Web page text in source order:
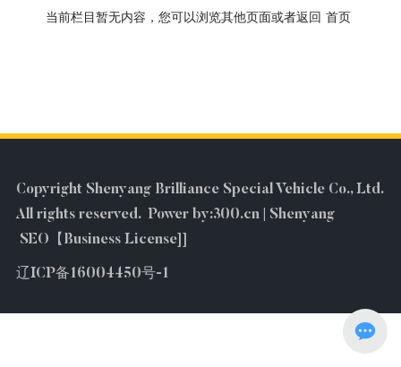
当前栏目暂无内容，您可以浏览其他页面或者返回 首页
Copyright Shenyang Brilliance Special Vehicle Co., Ltd.
All rights reserved. Power by:300.cn| Shenyang
SEO 【 Business License]]
辽ICP备16004450号-1